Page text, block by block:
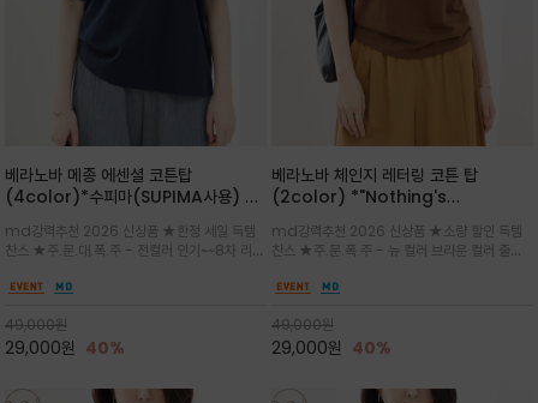
베라노바 메종 에센셜 코튼탑
(4color)*수피마(SUPIMA사용) 레
는 레터링 티셔츠
md강력추천 2026 신상품 ★한정 세일 득템
찬스 ★주.문.대.폭.주 - 전컬러 인기~~8차 리오
픽이나 컬러 조합을 통해 'Essential'한 무드를
좋은 컬러웨이와 디자인입니다^^
49,000원
29,000원 40%
베라노바 체인지 레터링 코튼 탑
(2color) *"Nothing's
도 일어나지않는것/감각적인 레터링 프
린팅이 돋보이는 베라노바 티셔츠
md강력추천 2026 신상품 ★소량 할인 득템
찬스 ★주.문.폭.주 - 뉴 컬러 브라운 컬러 출시~
무드를 만들고 기본 베이스의 컬러감이라 출근시
럽고 유연한 코튼 소재로 편안
49,000원
29,000원 40%